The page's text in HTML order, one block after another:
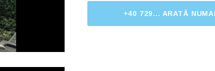
+40 729... ARATĂ